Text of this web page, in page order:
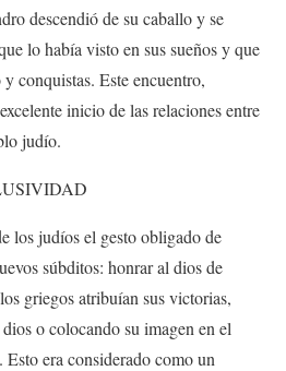
descendió de su caballo y se
lo había visto en sus sueños y que
conquistas. Este encuentro,
inicio de las relaciones entre
judío.
los judíos el gesto obligado de
súbditos: honrar al dios de
griegos atribuían sus victorias,
o colocando su imagen en el
era considerado como un